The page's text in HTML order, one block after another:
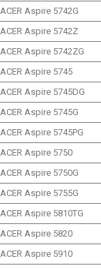
ACER Aspire 5742G
ACER Aspire 5742Z
ACER Aspire 5742ZG
ACER Aspire 5745
ACER Aspire 5745DG
ACER Aspire 5745G
ACER Aspire 5745PG
ACER Aspire 5750
ACER Aspire 5750G
ACER Aspire 5755G
ACER Aspire 5810TG
ACER Aspire 5820
ACER Aspire 5910